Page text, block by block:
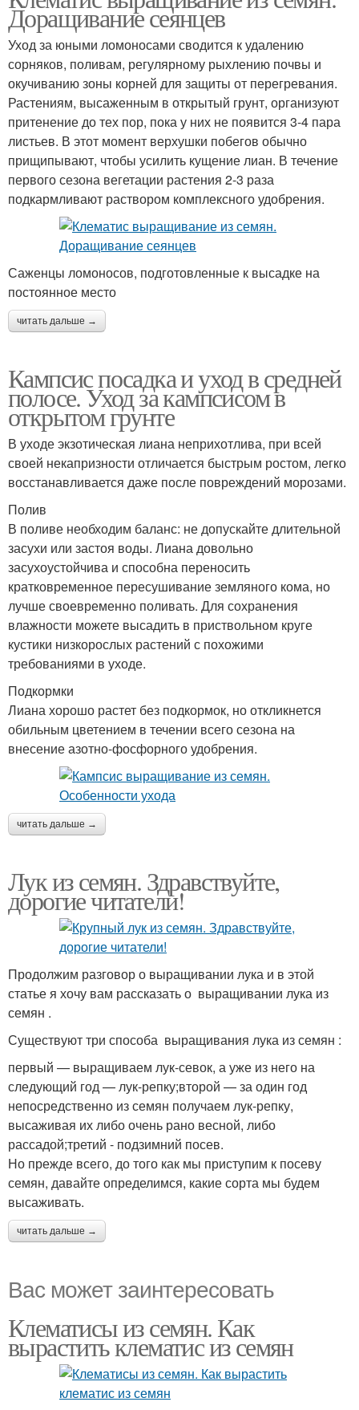
Доращивание сеянцев
Уход за юными ломоносами сводится к удалению
сорняков, поливам, регулярному рыхлению почвы и
окучиванию зоны корней для защиты от перегревания.
Растениям, высаженным в открытый грунт, организуют
притенение до тех пор, пока у них не появится 3-4 пара
листьев. В этот момент верхушки побегов обычно
прищипывают, чтобы усилить кущение лиан. В течение
первого сезона вегетации растения 2-3 раза
подкармливают раствором комплексного удобрения.
Саженцы ломоносов, подготовленные к высадке на
постоянное место
читать дальше →
Кампсис посадка и уход в средней
полосе. Уход за кампсисом в
открытом грунте
В уходе экзотическая лиана неприхотлива, при всей
своей некапризности отличается быстрым ростом, легко
восстанавливается даже после повреждений морозами.
Полив
В поливе необходим баланс: не допускайте длительной
засухи или застоя воды. Лиана довольно
засухоустойчива и способна переносить
кратковременное пересушивание земляного кома, но
лучше своевременно поливать. Для сохранения
влажности можете высадить в приствольном круге
кустики низкорослых растений с похожими
требованиями в уходе.
Подкормки
Лиана хорошо растет без подкормок, но откликнется
обильным цветением в течении всего сезона на
внесение азотно-фосфорного удобрения.
читать дальше →
Лук из семян. Здравствуйте,
дорогие читатели!
Продолжим разговор о выращивании лука и в этой
статье я хочу вам рассказать о выращивании лука из
семян .
Существуют три способа выращивания лука из семян :
первый — выращиваем лук-севок, а уже из него на
следующий год — лук-репку;второй — за один год
непосредственно из семян получаем лук-репку,
высаживая их либо очень рано весной, либо
рассадой;третий - подзимний посев.
Но прежде всего, до того как мы приступим к посеву
семян, давайте определимся, какие сорта мы будем
высаживать.
читать дальше →
Вас может заинтересовать
Клематисы из семян. Как
вырастить клематис из семян